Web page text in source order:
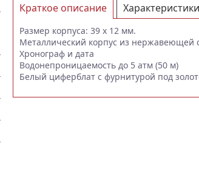
Краткое описание
Размер корпуса: 39 х 12 мм.
Металлический корпус из нержавеющей
Хронограф и дата
Водонепроницаемость до 5 атм (50 м)
Белый циферблат с фурнитурой под
Характеристики